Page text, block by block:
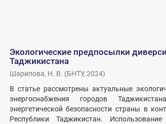
Экологические предпосылки
Таджикистана
Шарипова, Н. В. (БНТУ, 2024)
В статье рассмотрены актуальные
энергоснабжения городов
энергетической безопасности страны в
Республики Таджикистан.